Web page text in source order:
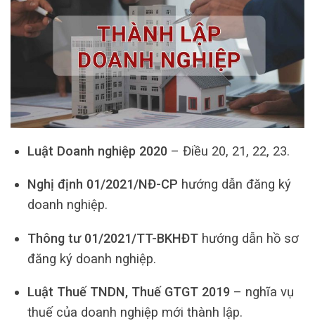
Luật Doanh nghiệp 2020– Điều 20, 21, 22, 23.
Nghị định 01/2021/NĐ-CP hướng dẫn đăng ký
doanh nghiệp.
Thông tư 01/2021/TT-BKHĐThướng dẫn hồ sơ
đăng ký doanh nghiệp.
Luật Thuế TNDN, Thuế GTGT 2019– nghĩa vụ
thuế của doanh nghiệp mới thành lập.